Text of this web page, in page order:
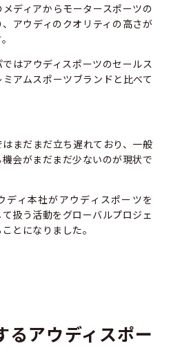
ディアからモータースポーツの
アウディのクオリティの高さが
はアウディスポーツのセールス
アムスポーツブランドと比べて
まだまだ立ち遅れており、一般
会がまだまだ少ないのが現状で
ディ本社がアウディスポーツを
て扱う活動をグローバルプロジェ
とになりました。
るアウディスポー